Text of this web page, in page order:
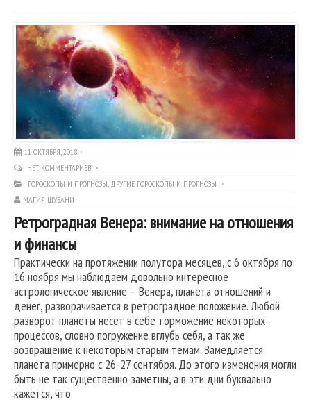
11 ОКТЯБРЯ, 2018
НЕТ КОММЕНТАРИЕВ
ГОРОСКОПЫ И ПРОГНОЗЫ, ДРУГИЕ ГОРОСКОПЫ И ПРОГНОЗЫ
МАГИЯ ШУВАНИ
Ретроградная Венера: внимание на отношения
и финансы
Практически на протяжении полутора месяцев, с 6 октября по
16 ноября мы наблюдаем довольно интересное
астрологическое явление – Венера, планета отношений и
денег, разворачивается в ретроградное положение. Любой
разворот планеты несёт в себе торможение некоторых
процессов, словно погружение вглубь себя, а так же
возвращение к некоторым старым темам. Замедляется
планета примерно с 26-27 сентября. До этого изменения могли
быть не так существенно заметны, а в эти дни буквально
кажется, что